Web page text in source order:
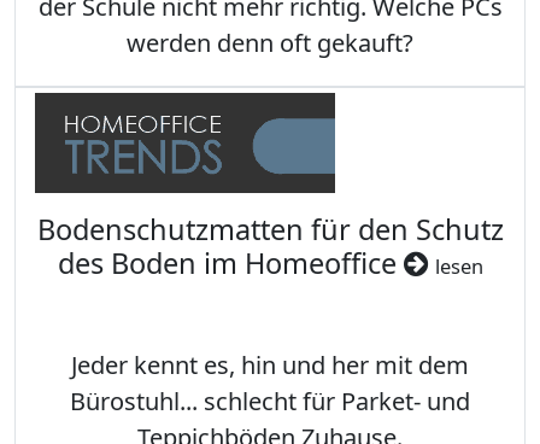
der Schule nicht mehr richtig. Welche PCs
werden denn oft gekauft?
Bodenschutzmatten für den Schutz
des Boden im Homeoffice
lesen
Jeder kennt es, hin und her mit dem
Bürostuhl... schlecht für Parket- und